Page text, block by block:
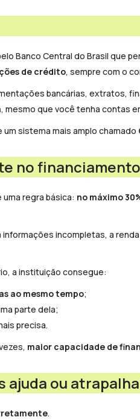
Banco Central do Brasil que
de crédito, sempre com o
bancárias, extratos,
, mesmo que você tenha contas
sistema mais amplo chamado
no
regra básica: no máximo
incompletas, a
a instituição consegue:
ao mesmo tempo;
parte dela;
precisa.
maior capacidade de
ajuda ou
.